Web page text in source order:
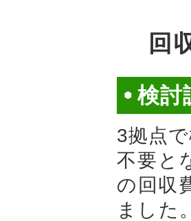
回
検討
3拠点
不要と
の回収
ました